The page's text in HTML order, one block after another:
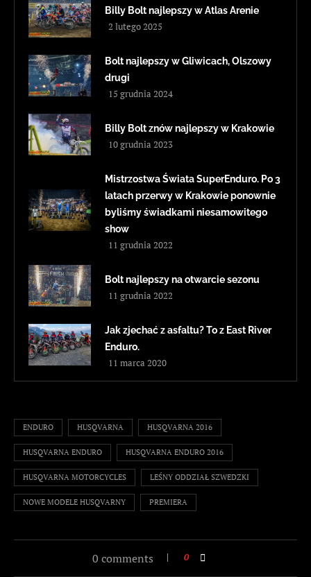
Billy Bolt najlepszy w Atlas Arenie
2 lutego 2025
Bolt najlepszy w Gliwicach, Olszowy
drugi
15 grudnia 2024
Billy Bolt znów najlepszy w Krakowie
10 grudnia 2023
Mistrzostwa Świata SuperEnduro. Po 3
latach przerwy w Krakowie ponownie
byliśmy świadkami niesamowitego
show
11 grudnia 2022
Bolt najlepszy na otwarcie sezonu
11 grudnia 2022
Jak zjechać z asfaltu? To z East River
Enduro.
11 marca 2020
ENDURO HUSQVARNA HUSQVARNA 2016
HUSQVARNA ENDURO HUSQVARNA ENDURO 2016
HUSQVARNA MOTORCYCLES LEŚNY ODDZIAŁ SZWEDZKI
NOWE MODELE HUSQVARNY PREMIERA
0 comments 0